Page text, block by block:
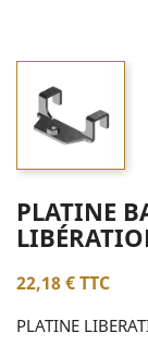
PLATINE
22,18 €TTC
PLATINE